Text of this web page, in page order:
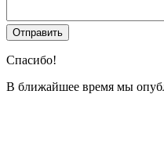
Спасибо!
В ближайшее время мы